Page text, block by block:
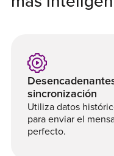
sincronización
Utiliza datos
para enviar el
perfecto.